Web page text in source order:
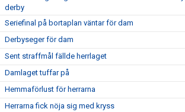
derby
Seriefinal på bortaplan väntar för dam
Derbyseger för dam
Sent straffmål fällde herrlaget
Damlaget tuffar på
Hemmaförlust för herrarna
Herrarna fick nöja sig med kryss